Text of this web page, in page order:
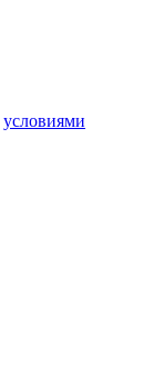
условиями